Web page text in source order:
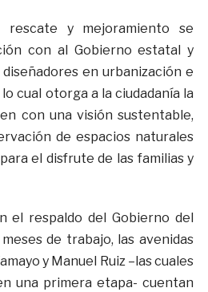
rescate y mejoramiento se
con al Gobierno estatal y
en urbanización e
cual otorga a la ciudadanía la
con una visión sustentable,
de espacios naturales
el disfrute de las familias y
el respaldo del Gobierno del
de trabajo, las avenidas
y Manuel Ruiz –las cuales
una primera etapa- cuentan